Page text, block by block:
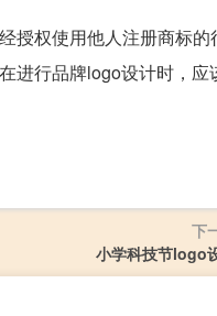
授权使用他人注册商标的
进行品牌logo设计时，应
下
小学科技节logo